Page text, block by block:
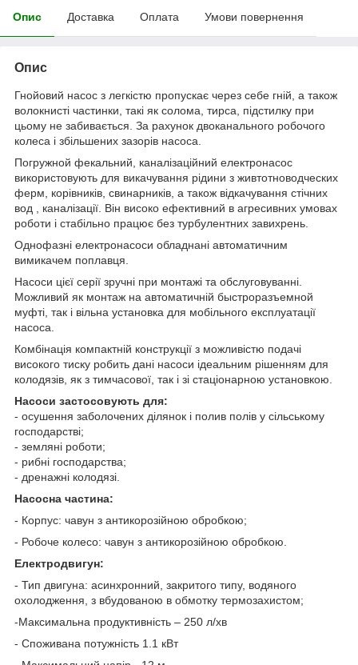
Опис Доставка Оплата Умови повернення
Опис
Гнойовий насос з легкістю пропускає через себе гній, а також
волокнисті частинки, такі як солома, тирса, підстилку при
цьому не забивається. За рахунок двоканального робочого
колеса і збільшених зазорів насоса.
Погружной фекальний, каналізаційний електронасос
використовують для викачування рідини з живтотноводческих
ферм, корівників, свинарників, а також відкачування стічних
вод , каналізації. Він високо ефективний в агресивних умовах
роботи і стабільно працює без турбулентних завихрень.
Однофазні електронасоси обладнані автоматичним
вимикачем поплавця.
Насоси цієї серії зручні при монтажі та обслуговуванні.
Можливий як монтаж на автоматичній быстроразъемной
муфті, так і вільна установка для мобільного експлуатації
насоса.
Комбінація компактній конструкції з можливістю подачі
високого тиску робить дані насоси ідеальним рішенням для
колодязів, як з тимчасової, так і зі стаціонарною установкою.
Насоси застосовують для:
- осушення заболочених ділянок і полив полів у сільському
господарстві;
- земляні роботи;
- рибні господарства;
- дренажні колодязі.
Насосна частина:
- Корпус: чавун з антикорозійною обробкою;
- Робоче колесо: чавун з антикорозійною обробкою.
Електродвигун:
- Тип двигуна: асинхронний, закритого типу, водяного
охолодження, з вбудованою в обмотку термозахистом;
-Максимальна продуктивність – 250 л/хв
- Споживана потужність 1.1 кВт